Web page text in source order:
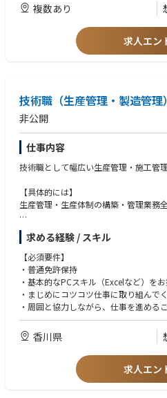
複数あり
求人エン
技術職（生産管理・製造管理）
非公開
仕事内容
技術職として幅広い生産管理・施工管
【具体的には】
生産管理・生産体制の構築・管理業務全
現場作業を行う協力会社のスタッフに
しながら
竣工日に照準を合わせ、スケジュール
船舶の建造は、複数のブロックに分け
一つの現場に最大で数百人の作業スタ
その全てをコントロール。責任もやり
※まずはできる範囲の業務から取り組
なそうでした）。
先輩について学びながら、徐々に全体
求める経験 / スキル
【必須要件】
・普通免許保持
・基本的なPCスキル（Excelなど）を
・まじめにコツコツ仕事に取り組んで
・周囲と協力しながら、仕事を進める
・気配りができる方
【歓迎要件】
・製造業での勤務経験
・生産管理/施工管理の実務経験
・電気関連の知識
香川県
求人エン